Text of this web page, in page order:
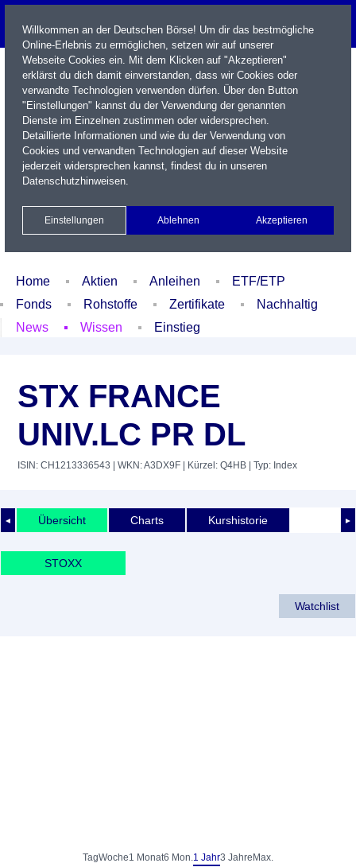
Name / WKN / ISIN / Kürzel
Xetra Realtime
Watchlist Portfolio Login
Home Aktien Anleihen
ETF/ETP
Fonds
Rohstoffe Zertifikate
Nachhaltig
News
Wissen Einstieg
STX FRANCE
UNIV.LC PR DL
ISIN: CH1213336543 | WKN: A3DX9F | Kürzel: Q4HB | Typ: Index
◄ ►
Übersicht Charts Kurshistorie
STOXX
Watchlist
TagWoche1 Monat6 Mon.1 Jahr3 Jahre Max.
Willkommen an der Deutschen Börse! Um dir das bestmögliche
Online-Erlebnis zu ermöglichen, setzen wir auf unserer
Webseite Cookies ein. Mit dem Klicken auf "Akzeptieren"
erklärst du dich damit einverstanden, dass wir Cookies oder
verwandte Technologien verwenden dürfen. Über den Button
"Einstellungen" kannst du der Verwendung der genannten
Dienste im Einzelnen zustimmen oder widersprechen.
Detaillierte Informationen und wie du der Verwendung von
Cookies und verwandten Technologien auf dieser Website
jederzeit widersprechen kannst, findest du in unseren
Datenschutzhinweisen.
Einstellungen Ablehnen Akzeptieren